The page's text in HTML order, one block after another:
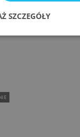
SZCZEGÓŁY